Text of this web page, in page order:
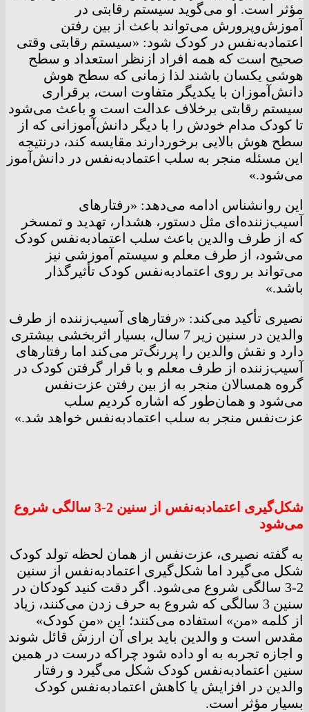
مؤثر است. او می‌گوید سیستم رقابتی در
آموزش‌وپرورش می‌تواند باعث از بین رفتن
اعتمادبه‌نفس در کودک شود: «سیستم رقابتی وقتی
صحیح است که همه افراد ازنظر استعداد و سطح
هوشی یکسان باشند لذا زمانی که سطح هوش
دانش‌آموزان با یکدیگر متفاوت است، برقراری
سیستم رقابتی برخلاف عدالت است و باعث می‌شود
تا کودک مدام خودش را با دیگر دانش‌آموزانی که از
سطح هوش بالایی برخوردارند مقایسه کند، درنتیجه
این مسئله منجر به سلب اعتمادبه‌نفس در دانش‌آموز
می‌شود.»
این روانشناس ادامه می‌دهد: «رفتارهای
آسیب‌زننده‌ای مثل دستور، هشدار، تهدید و تمسخر
که از طرف والدین باعث سلب اعتمادبه‌نفس کودک
می‌شود، از طرف معلم و سیستم آموزشی نیز
می‌تواند بر روی اعتمادبه‌نفس کودک تأثیرگذار
باشد.»
نصیری تأکید می‌کند: «رفتارهای آسیب‌زننده از طرف
والدین در سنین زیر 7 سال، بسیار اثربخشی بیشتری
دارد و نقش والدین را پررنگ‌تر می‌کند اما رفتارهای
آسیب‌زننده از طرف معلم و با قرار گرفتن کودک در
گروه همسالان منجر به از بین رفتن عزت‌نفس
می‌شود و همان‌طور که اشاره کردیم سلب
عزت‌نفس منجر به سلب اعتمادبه‌نفس خواهد شد.»
شکل‌گیری اعتمادبه‌نفس از سنین 2-3 سالگی شروع
می‌شود
به گفته نصیری، عزت‌نفس از همان لحظه تولد کودک
شکل می‌گیرد اما شکل‌گیری اعتمادبه‌نفس از سنین
2-3 سالگی شروع می‌شود. اگر دقت کنید کودکان در
سنین 3 سالگی که شروع به حرف زدن می‌کنند، زیاد
از کلمه «من» استفاده می‌کنند؛ این «منِ کودک»
مقدس است و والدین باید برای آن ارزش قائل شوند
و اجازه تجربه به او داده شود چراکه درست در همین
سنین اعتمادبه‌نفس کودک شکل می‌گیرد و رفتار
والدین در افزایش یا کاهش اعتمادبه‌نفس کودک
بسیار مؤثر است.